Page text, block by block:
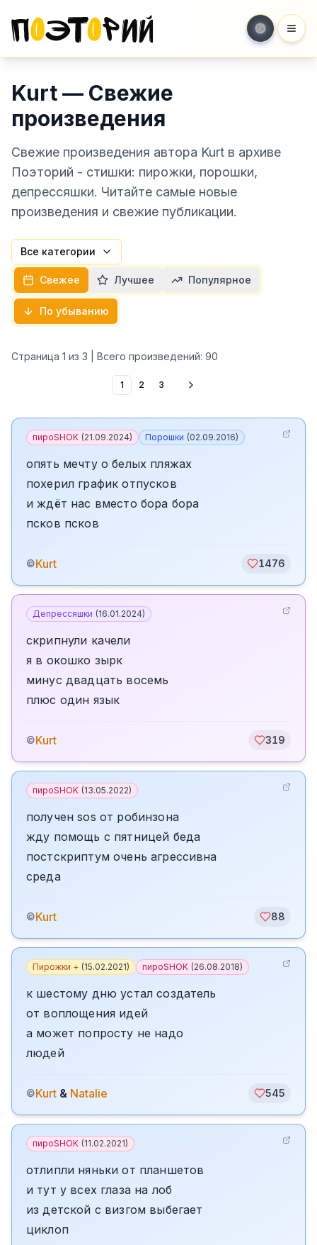
Kurt — Свежие
произведения
Свежие произведения автора Kurt в архиве
Поэторий - стишки: пирожки, порошки,
депрессяшки. Читайте самые новые
произведения и свежие публикации.
Все категории
Свежее Лучшее Популярное
По убыванию
Страница 1 из 3 | Всего произведений: 90
1 2 3
пироSHOK (21.09.2024) Порошки (02.09.2016)
опять мечту о белых пляжах
похерил график отпусков
и ждёт нас вместо бора бора
псков псков
©Kurt 1476
Депрессяшки (16.01.2024)
скрипнули качели
я в окошко зырк
минус двадцать восемь
плюс один язык
©Kurt 319
пироSHOK (13.05.2022)
получен sos от робинзона
жду помощь с пятницей беда
постскриптум очень агрессивна
среда
©Kurt 88
Пирожки + (15.02.2021) пироSHOK (26.08.2018)
к шестому дню устал создатель
от воплощения идей
а может попросту не надо
людей
©Kurt & Natalie 545
пироSHOK (11.02.2021)
отлипли няньки от планшетов
и тут у всех глаза на лоб
из детской с визгом выбегает
циклоп